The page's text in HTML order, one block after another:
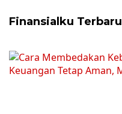
Finansialku Terbaru